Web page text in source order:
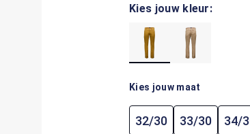
Kies jouw kleur:
Kies jouw maat
32/30 33/30 34/